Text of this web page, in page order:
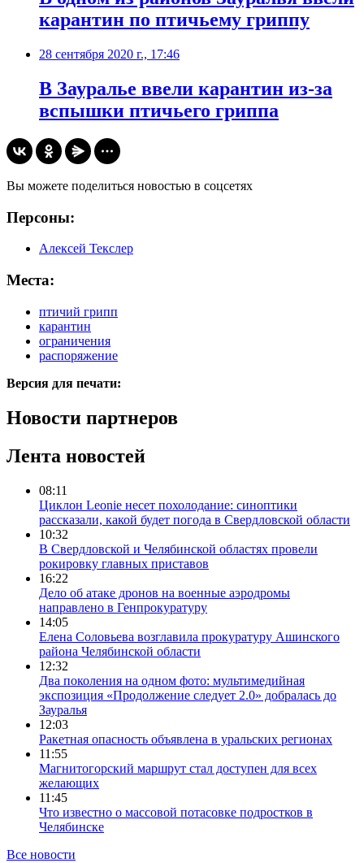
карантин по птичьему гриппу
28 сентября 2020 г., 17:46
В Зауралье ввели карантин из-за
вспышки птичьего гриппа
Вы можете поделиться новостью в соцсетях
Персоны:
Алексей Текслер
Места:
птичий грипп
карантин
ограничения
распоряжение
Версия для печати:
Новости партнеров
Лента новостей
08:11
Циклон Leonie несет похолодание: синоптики
рассказали, какой будет погода в Свердловской области
10:32
В Свердловской и Челябинской областях провели
рокировку главных приставов
16:22
Дело об атаке дронов на военные аэродромы
направлено в Генпрокуратуру
14:05
Елена Соловьева возглавила прокуратуру Ашинского
района Челябинской области
12:32
Два поколения на одном фото: мультимедийная
экспозиция «Продолжение следует 2.0» добралась до
Зауралья
12:03
Ракетная опасность объявлена в уральских регионах
11:55
Магнитогорский маршрут стал доступен для всех
желающих
11:45
Что известно о массовой потасовке подростков в
Челябинске
Все новости